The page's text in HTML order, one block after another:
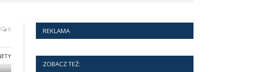
0 REKLAMA
ZOBACZ TEŻ: